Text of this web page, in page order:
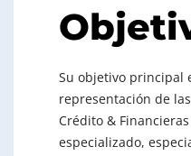
Su objetivo principal
representación de
Crédito &
especializado,